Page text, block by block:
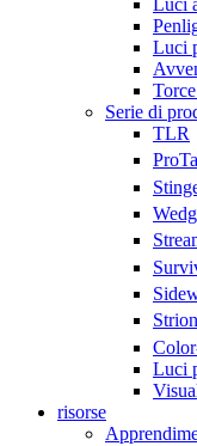
Luci
Luci
Serie di
TLR
Strion
Luci
risorse